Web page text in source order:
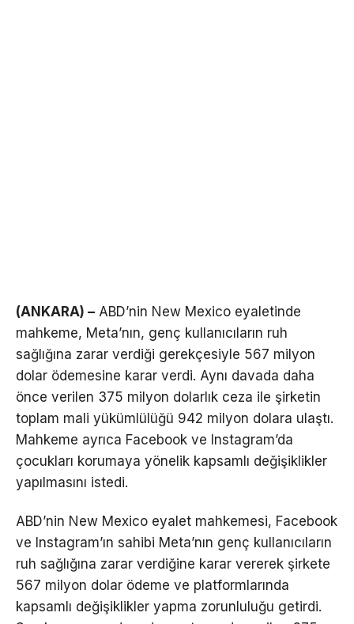
(ANKARA) – ABD’nin New Mexico eyaletinde
mahkeme, Meta’nın, genç kullanıcıların ruh
sağlığına zarar verdiği gerekçesiyle 567 milyon
dolar ödemesine karar verdi. Aynı davada daha
önce verilen 375 milyon dolarlık ceza ile şirketin
toplam mali yükümlülüğü 942 milyon dolara ulaştı.
Mahkeme ayrıca Facebook ve Instagram’da
çocukları korumaya yönelik kapsamlı değişiklikler
yapılmasını istedi.
ABD’nin New Mexico eyalet mahkemesi, Facebook
ve Instagram’ın sahibi Meta’nın genç kullanıcıların
ruh sağlığına zarar verdiğine karar vererek şirkete
567 milyon dolar ödeme ve platformlarında
kapsamlı değişiklikler yapma zorunluluğu getirdi.